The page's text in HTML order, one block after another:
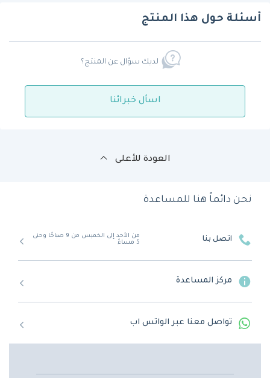
أسئلة حول هذا المنتج
لديك سؤال عن المنتج؟
اسأل خبرائنا
العودة للأعلى
نحن دائماً هنا للمساعدة
اتصل بنا
من الأحد إلى الخميس من 9 صباحًا وحتى
5 مساءً
مركز المساعدة
تواصل معنا عبر الواتس اب